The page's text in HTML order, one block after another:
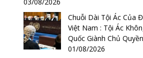
Chuỗi Dài Tội Ác Của
Việt Nam : Tội Ác
Quốc Giành Chủ
01/08/2026